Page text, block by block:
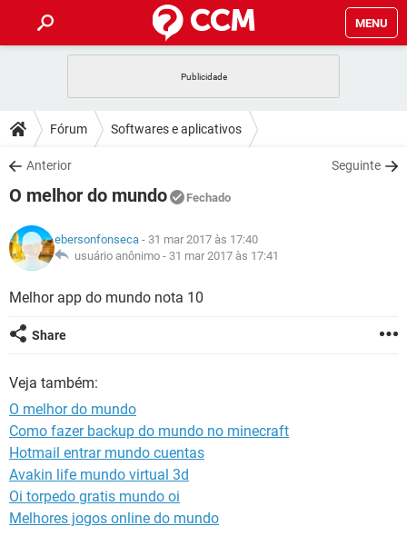
MENU
CELULAR FACEBOOK
OUTLOOK
INSTAGRAM GMAIL
GUIA DE COMPRAS
DICAS
JOGOS WHATSAPP
INSTAGRAM GMAIL
GUIA DE COMPRAS
DOWNLOADS
JOGOS WHATSAPP
CELULAR
OUTLOOK EXCEL
INSTAGRAM
JOGOS WHATSAPP
CELULAR
OUTLOOK
INSTAGRAM
GLOSSÁRIO
JOGOS
INSTAGRAM
GUIA DE COMPRAS
Fórum Softwares e aplicativos
Anterior Seguinte
O melhor do mundo Fechado
ebersonfonseca - 31 mar 2017 às 17:40
usuário anônimo - 31 mar 2017 às 17:41
Melhor app do mundo nota 10
Share
Veja também:
O melhor do mundo
Como fazer backup do mundo no minecraft
Hotmail entrar mundo cuentas
Avakin life mundo virtual 3d
Oi torpedo gratis mundo oi
Melhores jogos online do mundo